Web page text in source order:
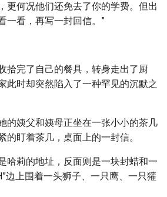
更何况他们还免去了你的学费。但出
一看，再写一封回信。”
拾完了自己的餐具，转身走出了厨
此时却突然陷入了一种罕见的沉默之
的姨父和姨母正坐在一张小小的茶几
的盯着茶几，桌面上的一封信。
哈莉的地址，反面则是一块封蜡和一
边上围着一头狮子、一只鹰、一只獾